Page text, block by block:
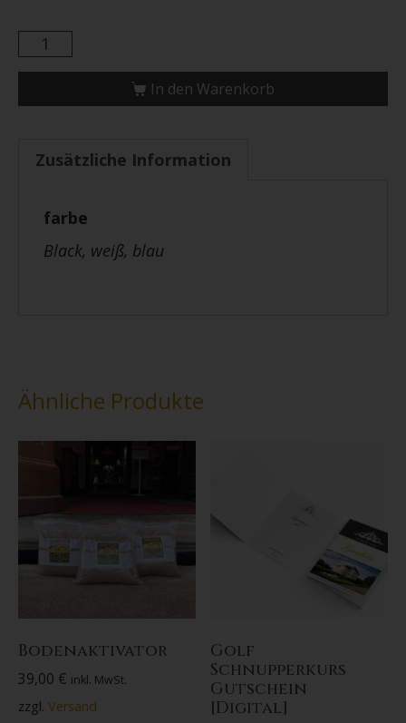
In den Warenkorb
Zusätzliche Information
farbe
Black, weiß, blau
Ähnliche Produkte
Bodenaktivator
39,00 € inkl. MwSt.
zzgl. Versand
Golf
Schnupperkurs
Gutschein
[Digital]